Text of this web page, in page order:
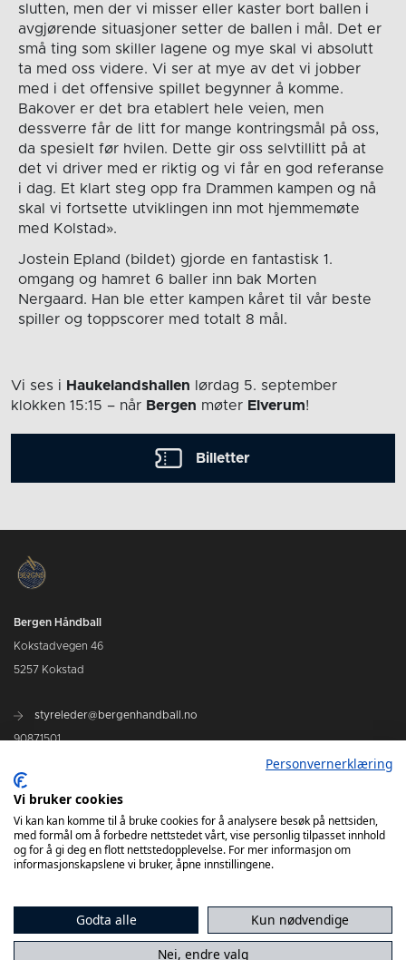
slutten, men der vi misser eller kaster bort ballen i
avgjørende situasjoner setter de ballen i mål. Det er
små ting som skiller lagene og mye skal vi absolutt
ta med oss videre. Vi ser at mye av det vi jobber
med i det offensive spillet begynner å komme.
Bakover er det bra etablert hele veien, men
dessverre får de litt for mange kontringsmål på oss,
da spesielt før hvilen. Dette gir oss selvtillitt på at
det vi driver med er riktig og vi får en god referanse
i dag. Et klart steg opp fra Drammen kampen og nå
skal vi fortsette utviklingen inn mot hjemmemøte
med Kolstad».
Jostein Epland (bildet) gjorde en fantastisk 1.
omgang og hamret 6 baller inn bak Morten
Nergaard. Han ble etter kampen kåret til vår beste
spiller og toppscorer med totalt 8 mål.
Vi ses i Haukelandshallen lørdag 5. september
klokken 15:15 – når Bergen møter Elverum!
Billetter
Bergen Håndball
Kokstadvegen 46
5257 Kokstad
styreleder@bergenhandball.no
90871501
Kamper Bergen Håndball
Personvernerklæring
Vi bruker cookies
Vi kan kan komme til å bruke cookies for å analysere besøk på nettsiden,
med formål om å forbedre nettstedet vårt, vise personlig tilpasset innhold
og for å gi deg en flott nettstedopplevelse. For mer informasjon om
informasjonskapslene vi bruker, åpne innstillingene.
Godta alle
Kun nødvendige
Nei, endre valg